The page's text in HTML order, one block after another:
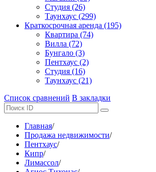
Студия (26)
Таунхаус (299)
Краткосрочная аренда (195)
Квартира (74)
Вилла (72)
Бунгало (3)
Пентхаус (2)
Студия (16)
Таунхаус (21)
Список сравнений В закладки
Главная/
Продажа недвижимости/
Пентхаус/
Кипр/
Лимассол/